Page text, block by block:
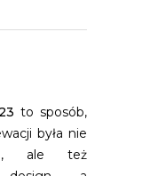
to sposób,
była nie
ale też